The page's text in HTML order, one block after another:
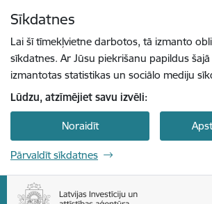
Sīkdatnes
Lai šī tīmekļvietne darbotos, tā izmanto
sīkdatnes. Ar Jūsu piekrišanu papildus
izmantotas statistikas un sociālo mediju
Lūdzu, atzīmējiet savu izvēli:
Noraidīt
Pārvaldīt sīkdatnes